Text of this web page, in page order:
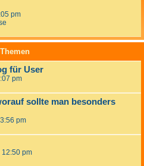
pm
für User
pm
sollte man besonders
pm
12:50 pm